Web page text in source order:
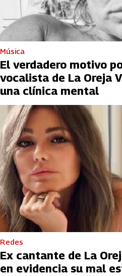
Música
El verdadero motivo
vocalista de La Oreja
una clínica mental
Redes
Ex cantante de La
en evidencia su mal